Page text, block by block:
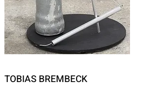
TOBIAS BREMBECK